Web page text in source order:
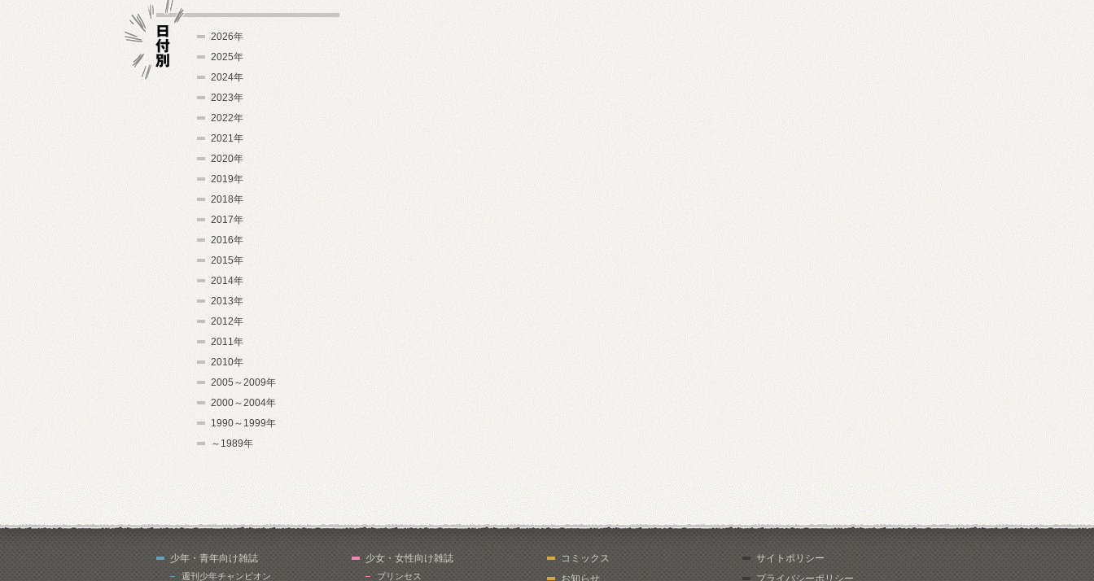
2026年
2025年
2024年
2023年
2022年
2021年
2020年
2019年
2018年
2017年
2016年
2015年
2014年
2013年
2012年
2011年
2010年
2005～2009年
2000～2004年
1990～1999年
～1989年
少年・青年向け雑誌
週刊少年チャンピオン
少女・女性向け雑誌
プリンセス
コミックス
お知らせ
サイトポリシー
プライバシーポリシー